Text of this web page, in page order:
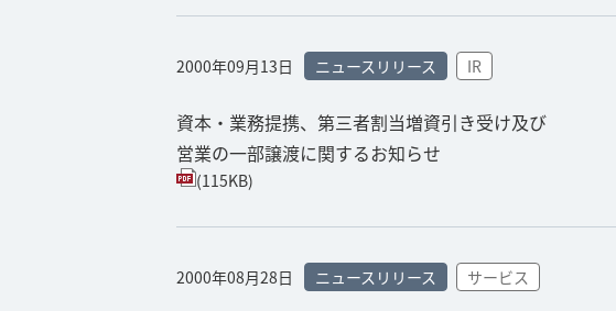
2000年09月13日 ニュースリリース IR
資本・業務提携、第三者割当増資引き受け及び
営業の一部譲渡に関するお知らせ
(115KB)
2000年08月28日 ニュースリリース サービス